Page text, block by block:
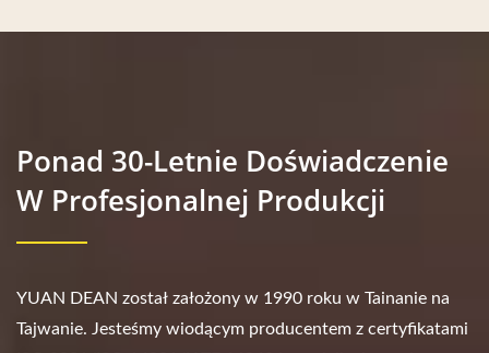
Ponad 30-Letnie Doświadczenie
W Profesjonalnej Produkcji
YUAN DEAN został założony w 1990 roku w Tainanie na
Tajwanie. Jesteśmy wiodącym producentem z certyfikatami